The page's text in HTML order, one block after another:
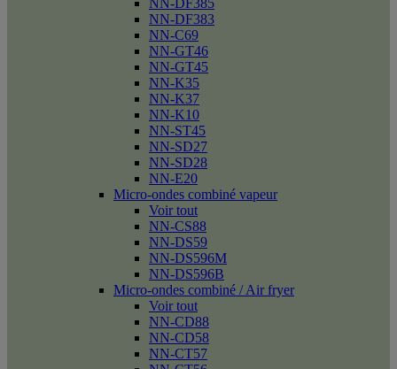
NN-DF385
NN-DF383
NN-C69
NN-GT46
NN-GT45
NN-K35
NN-K37
NN-K10
NN-ST45
NN-SD27
NN-SD28
NN-E20
Micro-ondes combiné vapeur
Voir tout
NN-CS88
NN-DS59
NN-DS596M
NN-DS596B
Micro-ondes combiné / Air fryer
Voir tout
NN-CD88
NN-CD58
NN-CT57